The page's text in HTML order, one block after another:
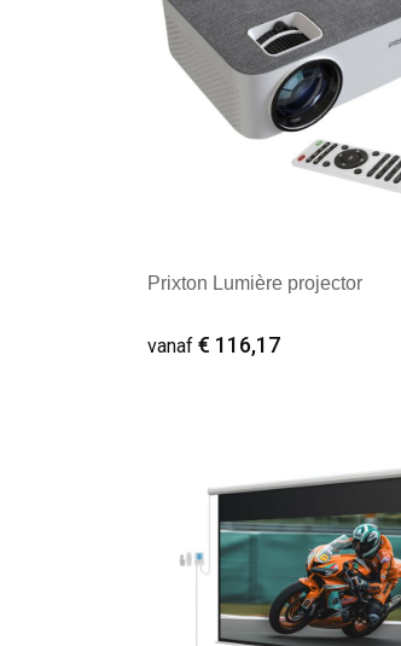
Prixton Lumière projector
vanaf € 116,17
Minimale afname: 1